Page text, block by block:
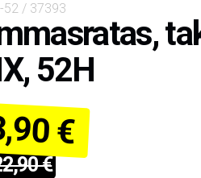
52 / 37393
52H
€
€